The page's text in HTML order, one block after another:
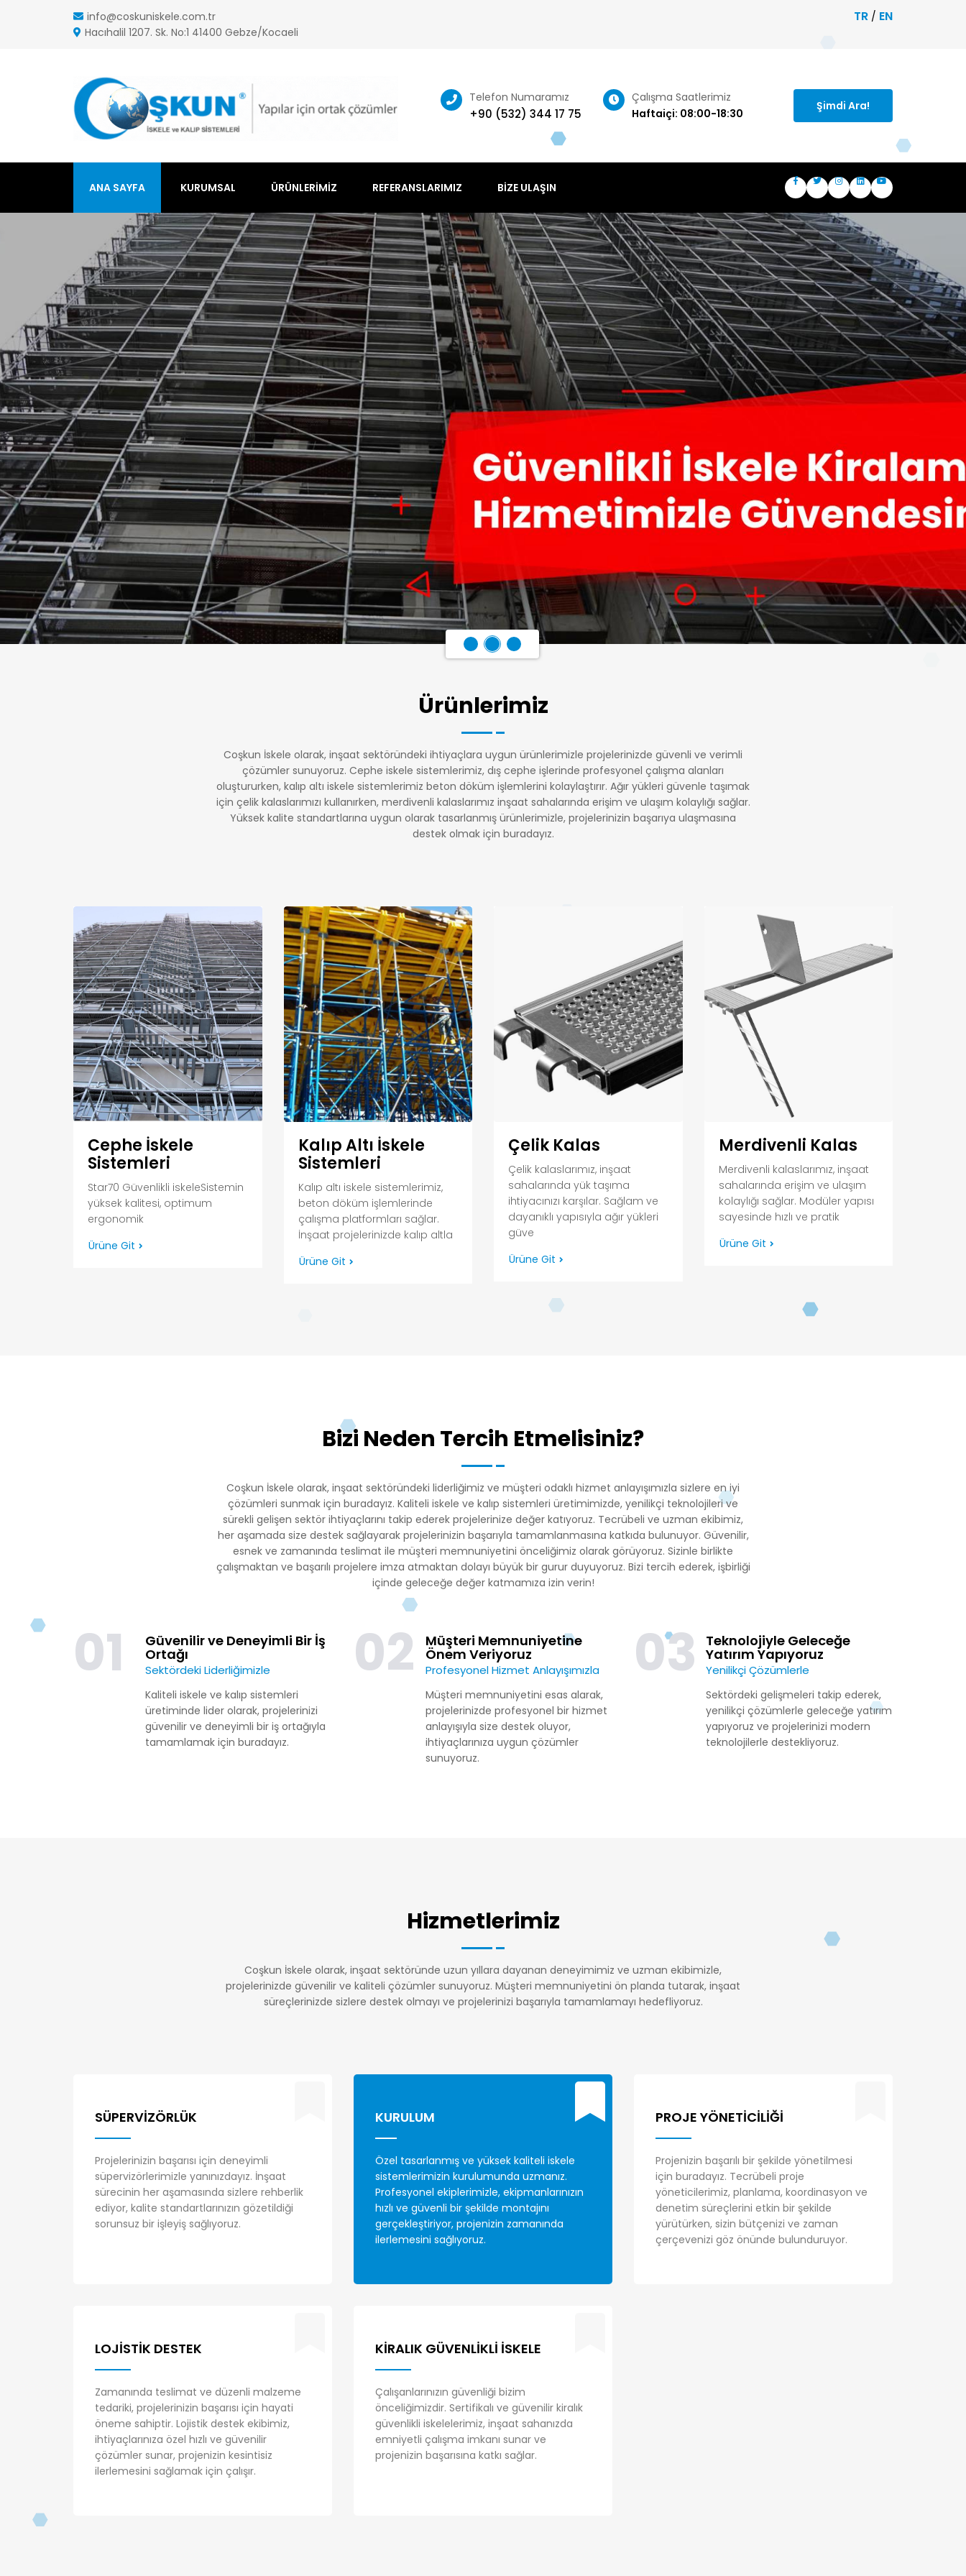
info@coskuniskele.com.tr
Hacıhalil 1207. Sk. No:1 41400 Gebze/Kocaeli
TR / EN
Telefon Numaramız
+90 (532) 344 17 75
Çalışma Saatlerimiz
Haftaiçi: 08:00-18:30
Şimdi Ara!
ANA SAYFA KURUMSAL ÜRÜNLERIMIZ REFERANSLARIMIZ BIZE ULAŞIN
Ürünlerimiz
Coşkun İskele olarak, inşaat sektöründeki ihtiyaçlara uygun ürünlerimizle projelerinizde güvenli ve verimli
çözümler sunuyoruz. Cephe iskele sistemlerimiz, dış cephe işlerinde profesyonel çalışma alanları
oluştururken, kalıp altı iskele sistemlerimiz beton döküm işlemlerini kolaylaştırır. Ağır yükleri güvenle taşımak
için çelik kalaslarımızı kullanırken, merdivenli kalaslarımız inşaat sahalarında erişim ve ulaşım kolaylığı sağlar.
Yüksek kalite standartlarına uygun olarak tasarlanmış ürünlerimizle, projelerinizin başarıya ulaşmasına
destek olmak için buradayız.
Cephe İskele
Sistemleri
Star70 Güvenlikli iskeleSistemin
yüksek kalitesi, optimum
ergonomik
Ürüne Git
Kalıp Altı İskele
Sistemleri
Kalıp altı iskele sistemlerimiz,
beton döküm işlemlerinde
çalışma platformları sağlar.
İnşaat projelerinizde kalıp altla
Ürüne Git
Çelik Kalas
Çelik kalaslarımız, inşaat
sahalarında yük taşıma
ihtiyacınızı karşılar. Sağlam ve
dayanıklı yapısıyla ağır yükleri
güve
Ürüne Git
Merdivenli Kalas
Merdivenli kalaslarımız, inşaat
sahalarında erişim ve ulaşım
kolaylığı sağlar. Modüler yapısı
sayesinde hızlı ve pratik
Ürüne Git
Bizi Neden Tercih Etmelisiniz?
Coşkun İskele olarak, inşaat sektöründeki liderliğimiz ve müşteri odaklı hizmet anlayışımızla sizlere en iyi
çözümleri sunmak için buradayız. Kaliteli iskele ve kalıp sistemleri üretimimizde, yenilikçi teknolojileri ve
sürekli gelişen sektör ihtiyaçlarını takip ederek projelerinize değer katıyoruz. Tecrübeli ve uzman ekibimiz,
her aşamada size destek sağlayarak projelerinizin başarıyla tamamlanmasına katkıda bulunuyor. Güvenilir,
esnek ve zamanında teslimat ile müşteri memnuniyetini önceliğimiz olarak görüyoruz. Sizinle birlikte
çalışmaktan ve başarılı projelere imza atmaktan dolayı büyük bir gurur duyuyoruz. Bizi tercih ederek, işbirliği
içinde geleceğe değer katmamıza izin verin!
01 Güvenilir ve Deneyimli Bir İş
Ortağı
Sektördeki Liderliğimizle
Kaliteli iskele ve kalıp sistemleri
üretiminde lider olarak, projelerinizi
güvenilir ve deneyimli bir iş ortağıyla
tamamlamak için buradayız.
02 Müşteri Memnuniyetine
Önem Veriyoruz
Profesyonel Hizmet Anlayışımızla
Müşteri memnuniyetini esas alarak,
projelerinizde profesyonel bir hizmet
anlayışıyla size destek oluyor,
ihtiyaçlarınıza uygun çözümler
sunuyoruz.
03 Teknolojiyle Geleceğe
Yatırım Yapıyoruz
Yenilikçi Çözümlerle
Sektördeki gelişmeleri takip ederek,
yenilikçi çözümlerle geleceğe yatırım
yapıyoruz ve projelerinizi modern
teknolojilerle destekliyoruz.
Hizmetlerimiz
Coşkun İskele olarak, inşaat sektöründe uzun yıllara dayanan deneyimimiz ve uzman ekibimizle,
projelerinizde güvenilir ve kaliteli çözümler sunuyoruz. Müşteri memnuniyetini ön planda tutarak, inşaat
süreçlerinizde sizlere destek olmayı ve projelerinizi başarıyla tamamlamayı hedefliyoruz.
SÜPERVIZÖRLÜK
Projelerinizin başarısı için deneyimli
süpervizörlerimizle yanınızdayız. İnşaat
sürecinin her aşamasında sizlere rehberlik
ediyor, kalite standartlarınızın gözetildiği
sorunsuz bir işleyiş sağlıyoruz.
KURULUM
Özel tasarlanmış ve yüksek kaliteli iskele
sistemlerimizin kurulumunda uzmanız.
Profesyonel ekiplerimizle, ekipmanlarınızın
hızlı ve güvenli bir şekilde montajını
gerçekleştiriyor, projenizin zamanında
ilerlemesini sağlıyoruz.
PROJE YÖNETICILIĞI
Projenizin başarılı bir şekilde yönetilmesi
için buradayız. Tecrübeli proje
yöneticilerimiz, planlama, koordinasyon ve
denetim süreçlerini etkin bir şekilde
yürütürken, sizin bütçenizi ve zaman
çerçevenizi göz önünde bulunduruyor.
LOJISTIK DESTEK
Zamanında teslimat ve düzenli malzeme
tedariki, projelerinizin başarısı için hayati
öneme sahiptir. Lojistik destek ekibimiz,
ihtiyaçlarınıza özel hızlı ve güvenilir
çözümler sunar, projenizin kesintisiz
ilerlemesini sağlamak için çalışır.
KIRALIK GÜVENLIKLI İSKELE
Çalışanlarınızın güvenliği bizim
önceliğimizdir. Sertifikalı ve güvenilir kiralık
güvenlikli iskelelerimiz, inşaat sahanızda
emniyetli çalışma imkanı sunar ve
projenizin başarısına katkı sağlar.